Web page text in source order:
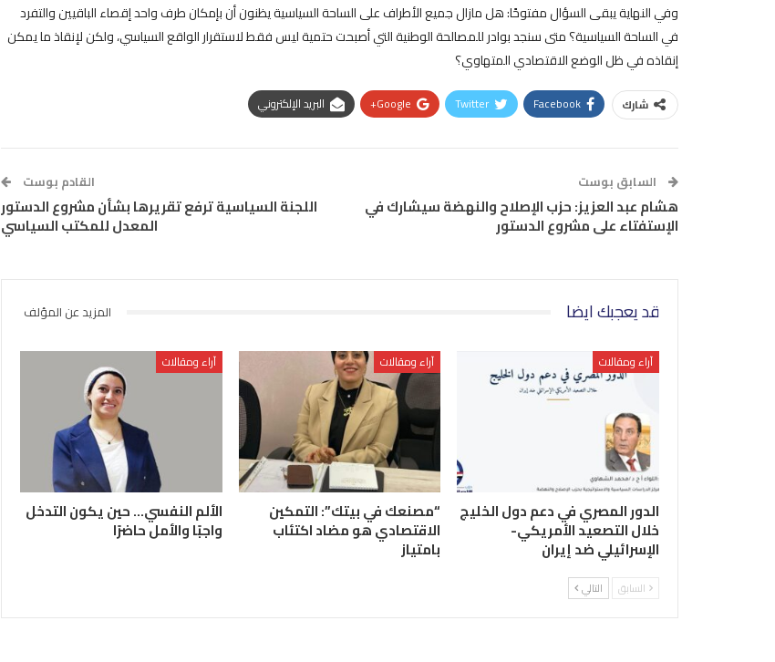
وفي النهاية يبقى السؤال مفتوحًا: هل مازال جميع الأطراف على الساحة السياسية يظنون أن بإمكان طرف واحد إقصاء الباقيين والتفرد
في الساحة السياسية؟ متى سنجد بوادر للمصالحة الوطنية التي أصبحت حتمية ليس فقط لاستقرار الواقع السياسي، ولكن لإنقاذ ما يمكن
إنقاذه في ظل الوضع الاقتصادي المتهاوي؟
شارك Facebook
Twitter
Google+ البريد الإلكتروني
السابق بوست
هشام عبد العزيز: حزب الإصلاح والنهضة سيشارك في
الإستفتاء على مشروع الدستور
القادم بوست
اللجنة السياسية ترفع تقريرها بشأن مشروع الدستور
المعدل للمكتب السياسي
قد يعجبك ايضا المزيد عن المؤلف
آراء ومقالات
الدور المصري في دعم دول الخليج
خلال التصعيد الأمريكي-
الإسرائيلي ضد إيران
آراء ومقالات
“مصنعك في بيتك”: التمكين
الاقتصادي هو مضاد اكتئاب
بامتياز
آراء ومقالات
الألم النفسي… حين يكون التدخل
واجبًا والأمل حاضرًا
السابق التالي